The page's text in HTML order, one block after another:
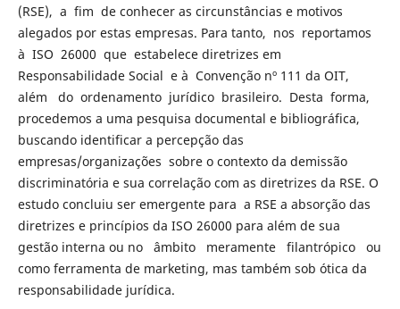
(RSE), a fim de conhecer as circunstâncias e motivos
alegados por estas empresas. Para tanto, nos reportamos
à ISO 26000 que estabelece diretrizes em
Responsabilidade Social e à Convenção nº 111 da OIT,
além do ordenamento jurídico brasileiro. Desta forma,
procedemos a uma pesquisa documental e bibliográfica,
buscando identificar a percepção das
empresas/organizações sobre o contexto da demissão
discriminatória e sua correlação com as diretrizes da RSE. O
estudo concluiu ser emergente para a RSE a absorção das
diretrizes e princípios da ISO 26000 para além de sua
gestão interna ou no âmbito meramente filantrópico ou
como ferramenta de marketing, mas também sob ótica da
responsabilidade jurídica.